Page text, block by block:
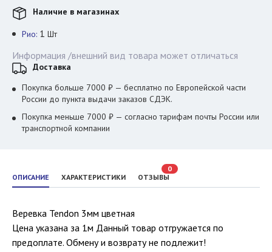
ОПИСАНИЕ ХАРАКТЕРИСТИКИ ОТЗЫВЫ
0
Веревка Tendon 3мм цветная
Цена указана за 1м Данный товар отгружается по
предоплате. Обмену и возврату не подлежит!
Наличие в магазинах
Рио: 1 Шт
Информация /внешний вид товара может отличаться
Доставка
Покупка больше 7000 ₽ — бесплатно по Европейской части
России до пункта выдачи заказов СДЭК.
Покупка меньше 7000 ₽ — согласно тарифам почты России или
транспортной компании